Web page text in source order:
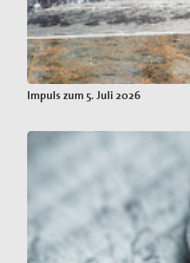
Impuls zum 5. Juli 2026